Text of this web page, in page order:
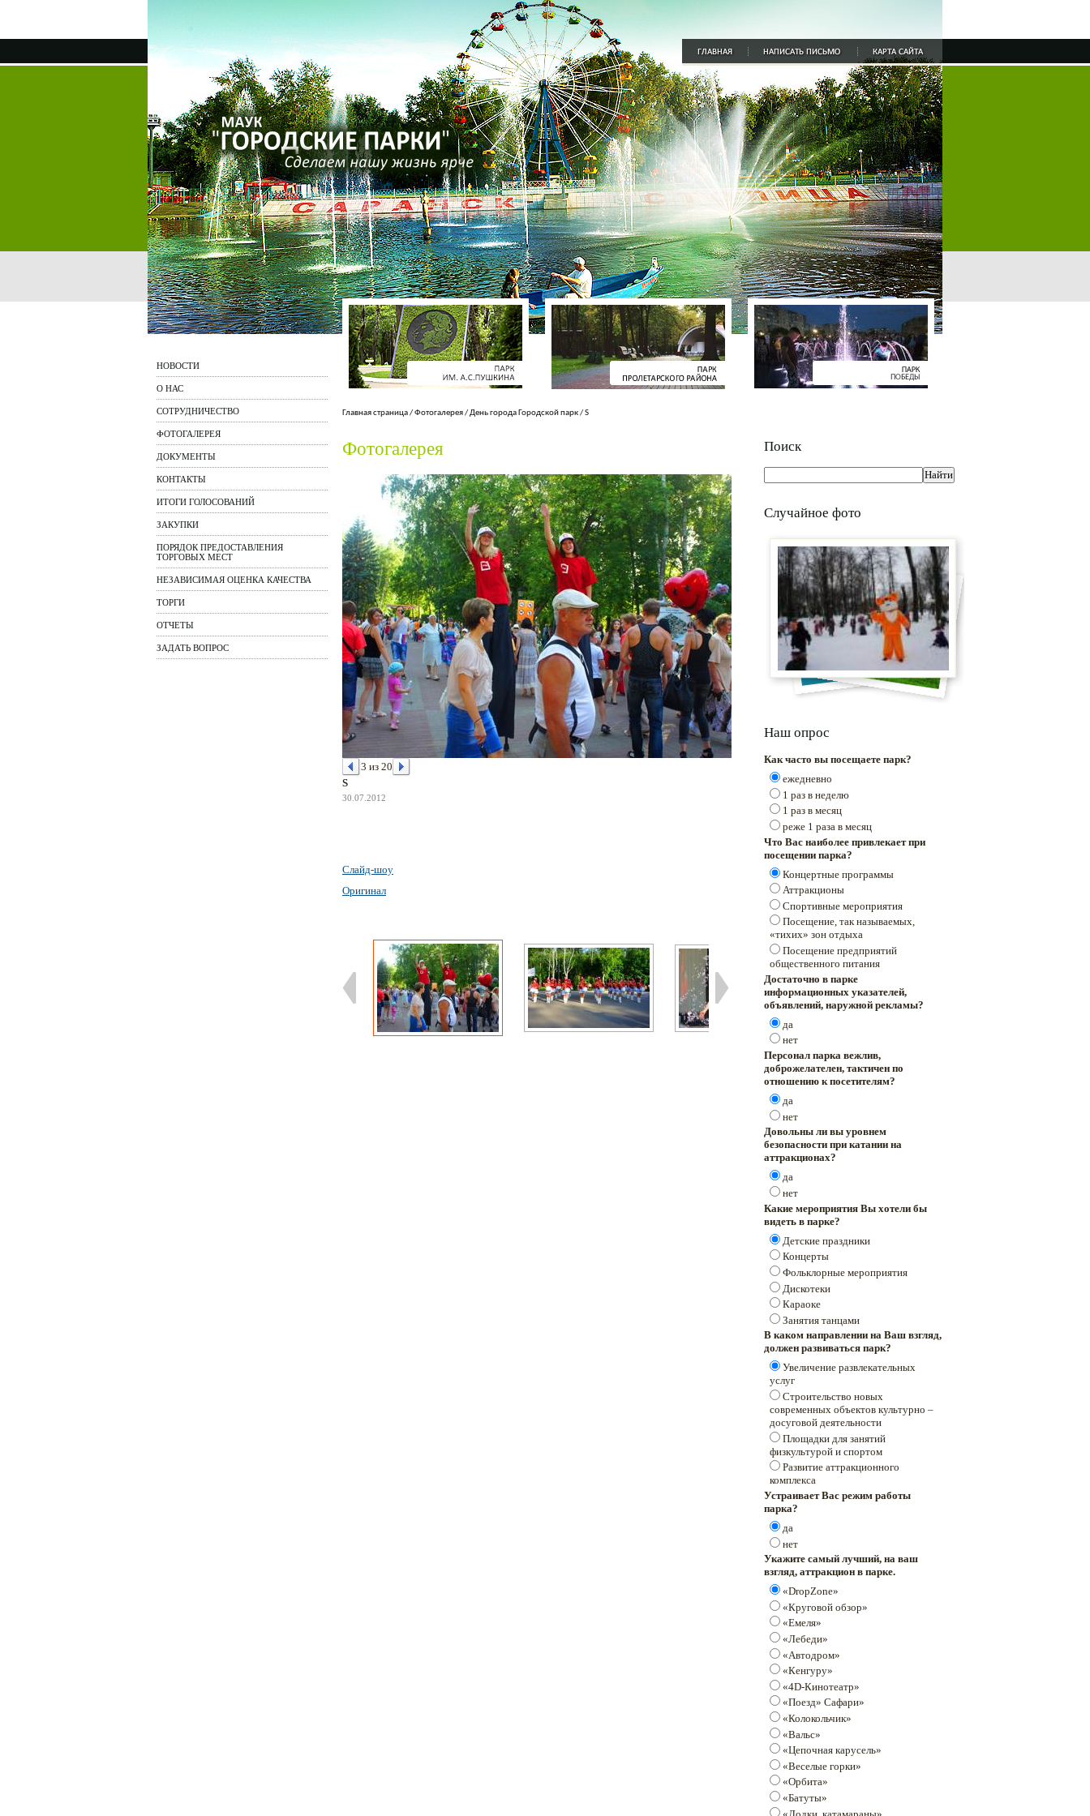
НОВОСТИ
О НАС
СОТРУДНИЧЕСТВО
ФОТОГАЛЕРЕЯ
ДОКУМЕНТЫ
КОНТАКТЫ
ИТОГИ ГОЛОСОВАНИЙ
ЗАКУПКИ
ПОРЯДОК ПРЕДОСТАВЛЕНИЯ
ТОРГОВЫХ МЕСТ
НЕЗАВИСИМАЯ ОЦЕНКА КАЧЕСТВА
ТОРГИ
ОТЧЕТЫ
ЗАДАТЬ ВОПРОС
Главная страница/Фотогалерея/День города Городской парк/S
Фотогалерея
3 из 20
S
30.07.2012
Слайд-шоу
Оригинал
Поиск
Случайное фото
Наш опрос
Как часто вы посещаете парк?
ежедневно
1 раз в неделю
1 раз в месяц
реже 1 раза в месяц
Что Вас наиболее привлекает при
посещении парка?
Концертные программы
Аттракционы
Спортивные мероприятия
Посещение, так называемых,
«тихих» зон отдыха
Посещение предприятий
общественного питания
Достаточно в парке
информационных указателей,
объявлений, наружной рекламы?
да
нет
Персонал парка вежлив,
доброжелателен, тактичен по
отношению к посетителям?
да
нет
Довольны ли вы уровнем
безопасности при катании на
аттракционах?
да
нет
Какие мероприятия Вы хотели бы
видеть в парке?
Детские праздники
Концерты
Фольклорные мероприятия
Дискотеки
Караоке
Занятия танцами
В каком направлении на Ваш взгляд,
должен развиваться парк?
Увеличение развлекательных
услуг
Строительство новых
современных объектов культурно –
досуговой деятельности
Площадки для занятий
физкультурой и спортом
Развитие аттракционного
комплекса
Устраивает Вас режим работы
парка?
да
нет
Укажите самый лучший, на ваш
взгляд, аттракцион в парке.
«DropZone»
«Круговой обзор»
«Емеля»
«Лебеди»
«Автодром»
«Кенгуру»
«4D-Кинотеатр»
«Поезд» Сафари»
«Колокольчик»
«Вальс»
«Цепочная карусель»
«Веселые горки»
«Орбита»
«Батуты»